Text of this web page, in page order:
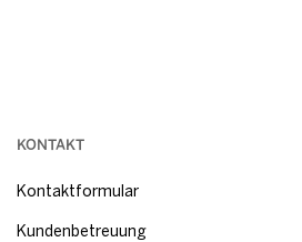
KONTAKT
Kontaktformular
Kundenbetreuung